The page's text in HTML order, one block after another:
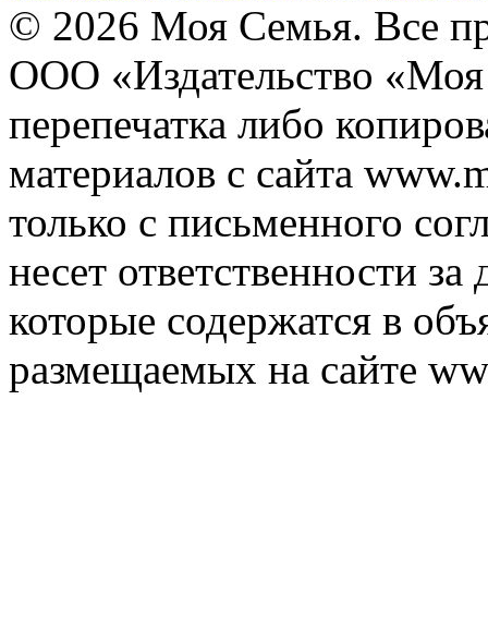
© 2026 Моя Семья. Все
ООО «Издательство
перепечатка либо
материалов с сайта
только с письменного
несет ответственности
которые содержатся в
размещаемых на сайте